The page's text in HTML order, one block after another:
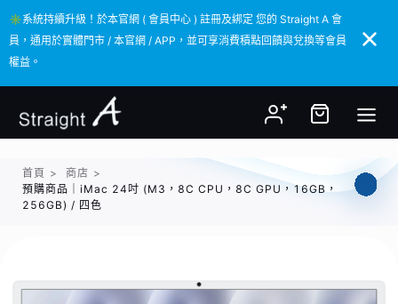
✳️系統持續升級！於本官網 ( 會員中心 ) 註冊及綁定 您的 Straight A 會
員，通用於實體門市 / 本官網 / APP，並可享消費積點回饋與兌換等會員
權益。
✳️系統持續升級！於本官網 ( 會員中心 ) 註冊及綁定 您的 Straight A 會
員，通用於實體門市 / 本官網 / APP，並可享消費積點回饋與兌換等會員
權益。
首頁 > 商店 >
預購商品｜iMac 24吋 (M3，8C CPU，8C GPU，16GB，
256GB) / 四色